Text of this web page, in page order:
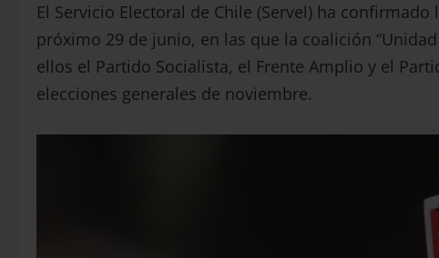
El Servicio Electoral de Chile (Servel) ha
próximo 29 de junio, en las que la coalición
ellos el Partido Socialista, el Frente Amplio y el
elecciones generales de noviembre.